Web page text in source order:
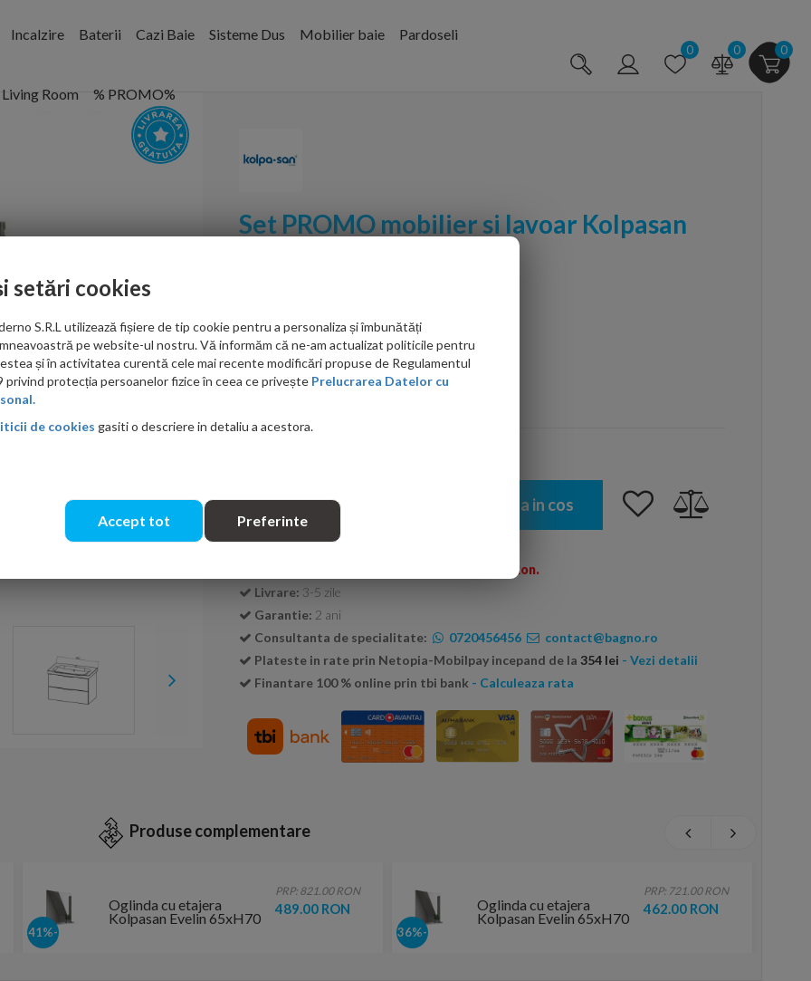
Incalzire Baterii Cazi Baie Sisteme Dus Mobilier baie Pardoseli
Living Room % PROMO%
0 0 0
Set PROMO mobilier si lavoar Kolpasan
PRP: 3,487.00 RON
2,122.00 RON
Cantitate: Adauga in cos
Transport GRATUIT la comenzi peste 600 Ron.
Livrare: 3-5 zile
Garantie: 2 ani
Consultanta de specialitate:
0720456456
contact@bagno.ro
Plateste in rate prin Netopia-Mobilpay incepand de la 354 lei - Vezi detalii
Finantare 100 % online prin tbi bank - Calculeaza rata
Produse complementare
-36%
Oglinda cu etajera
Kolpasan Evelin 65xH70
cm alb
PRP: 721.00 RON
462.00 RON
-41%
Oglinda cu etajera
Kolpasan Evelin 65xH70
cm gri
PRP: 821.00 RON
489.00 RON
setări cookies
S.R.L utilizează fișiere de tip cookie pentru a personaliza și îmbunătăți
pe website-ul nostru. Vă informăm că ne-am actualizat politicile pentru
și în activitatea curentă cele mai recente modificări propuse de Regulamentul
privind protecția persoanelor fizice în ceea ce privește Prelucrarea Datelor cu
de cookies gasiti o descriere in detaliu a acestora.
Accept tot Preferinte